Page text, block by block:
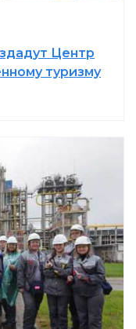
Центр
туризму